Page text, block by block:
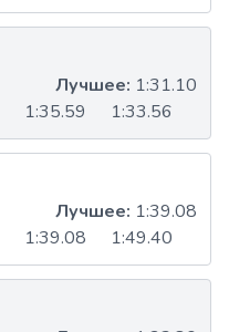
1:35.59 1:33.56
Лучшее: 1:31.10
1:39.08 1:49.40
Лучшее: 1:39.08